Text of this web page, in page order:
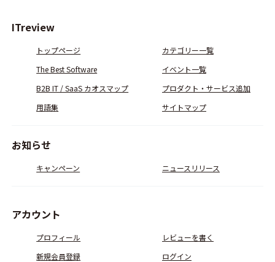
ITreview
トップページ
カテゴリー一覧
The Best Software
イベント一覧
B2B IT / SaaS カオスマップ
プロダクト・サービス追加
用語集
サイトマップ
お知らせ
キャンペーン ニュースリリース
アカウント
プロフィール
レビューを書く
新規会員登録
ログイン